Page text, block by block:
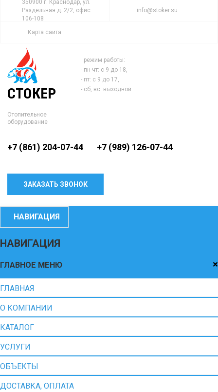
350900 г. Краснодар, ул.
Раздельная д. 2/2, офис
106-108
info@stoker.su
Карта сайта
СТОКЕР
Отопительное
оборудование
режим работы:
- пн-чт: с 9 до 18,
- пт: с 9 до 17,
- сб, вс: выходной
+7 (861) 204-07-44 +7 (989) 126-07-44
ЗАКАЗАТЬ ЗВОНОК
НАВИГАЦИЯ
НАВИГАЦИЯ
×
ГЛАВНОЕ МЕНЮ
ГЛАВНАЯ
О КОМПАНИИ
КАТАЛОГ
УСЛУГИ
ОБЪЕКТЫ
ДОСТАВКА, ОПЛАТА